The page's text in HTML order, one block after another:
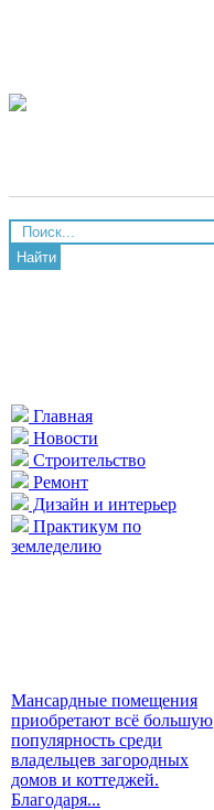
Найти
Главная
Новости
Строительство
Ремонт
Дизайн и интерьер
Практикум по
земледелию
Мансардные помещения
приобретают всё большую
популярность среди
владельцев загородных
домов и коттеджей.
Благодаря...